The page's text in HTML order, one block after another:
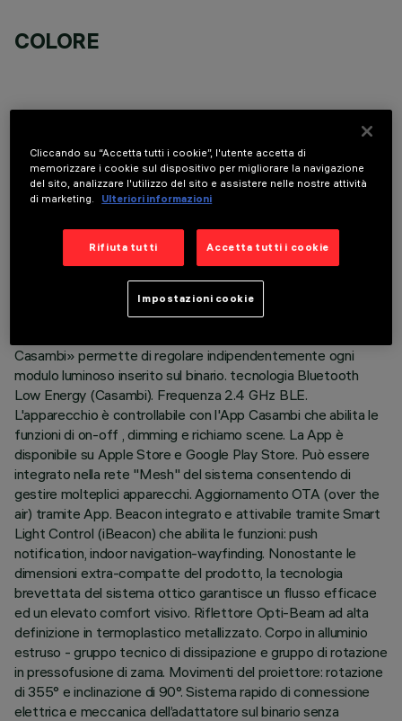
COLORE
DATI TECNICI
ULTIMO AGGIORNAMENTO: 03/08/2026
Proiettore orientabile miniaturizzato completo di adattatore
per installazione su binario a bassa tensione 48V. L’adattatore
in materiale termoplasticoinclude il circuito driver DC/DC con
Casambi» permette di regolare indipendentemente ogni
modulo luminoso inserito sul binario. tecnologia Bluetooth
Low Energy (Casambi). Frequenza 2.4 GHz BLE.
L'apparecchio è controllabile con l'App Casambi che abilita le
funzioni di on-off , dimming e richiamo scene. La App è
disponibile su Apple Store e Google Play Store. Può essere
integrato nella rete "Mesh" del sistema consentendo di
gestire molteplici apparecchi. Aggiornamento OTA (over the
air) tramite App. Beacon integrato e attivabile tramite Smart
Light Control (iBeacon) che abilita le funzioni: push
notification, indoor navigation-wayfinding. Nonostante le
dimensioni extra-compatte del prodotto, la tecnologia
brevettata del sistema ottico garantisce un flusso efficace
ed un elevato comfort visivo. Riflettore Opti-Beam ad alta
definizione in termoplastico metallizzato. Corpo in alluminio
estruso - gruppo tecnico di dissipazione e gruppo di rotazione
in pressofusione di zama. Movimenti del proiettore: rotazione
di 355° e inclinazione di 90°. Sistema rapido di connessione
elettrica e meccanica dell’adattatore sul binario senza
Cliccando su “Accetta tutti i cookie”, l'utente accetta di
memorizzare i cookie sul dispositivo per migliorare la navigazione
del sito, analizzare l'utilizzo del sito e assistere nelle nostre attività
di marketing.
Ulteriori informazioni
Rifiuta tutti Accetta tutti i cookie
Impostazioni cookie